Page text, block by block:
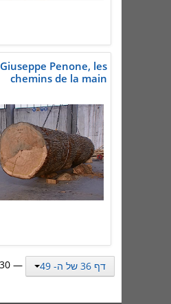
Giuseppe Penone, les
chemins de la main
דף 36 של ה- 49 — 30 Items per Page